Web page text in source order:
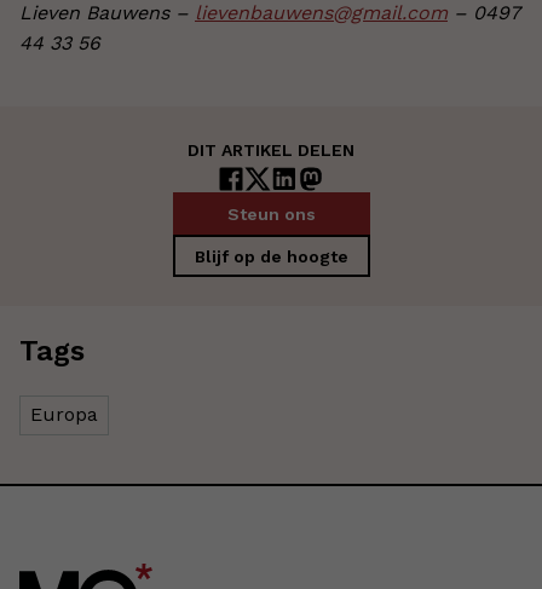
Lieven Bauwens – lievenbauwens@gmail.com – 0497
44 33 56
DIT ARTIKEL DELEN
Steun ons
Blijf op de hoogte
Tags
Europa